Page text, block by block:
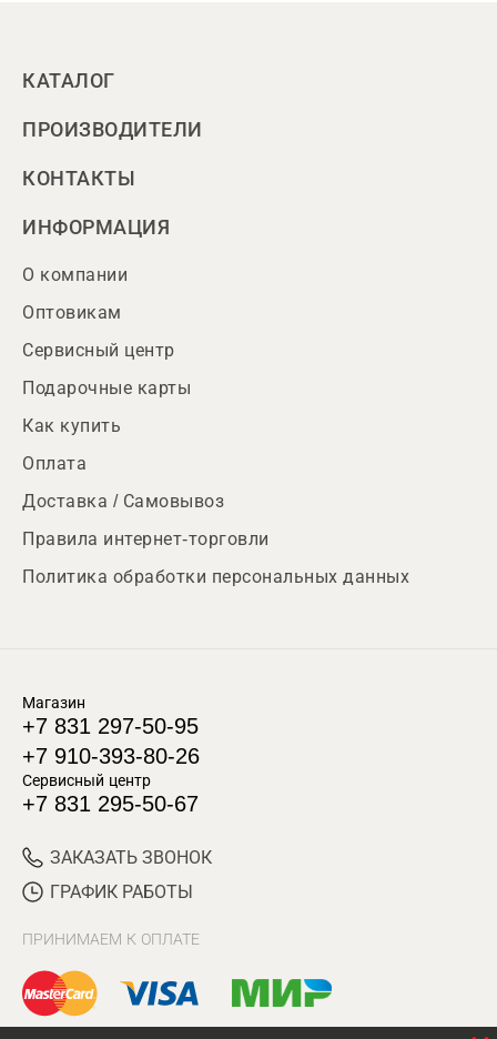
КАТАЛОГ
ПРОИЗВОДИТЕЛИ
КОНТАКТЫ
ИНФОРМАЦИЯ
О компании
Оптовикам
Сервисный центр
Подарочные карты
Как купить
Оплата
Доставка / Самовывоз
Правила интернет-торговли
Политика обработки персональных данных
Магазин
+7 831 297-50-95
+7 910-393-80-26
Сервисный центр
+7 831 295-50-67
ЗАКАЗАТЬ ЗВОНОК
ГРАФИК РАБОТЫ
ПРИНИМАЕМ К ОПЛАТЕ